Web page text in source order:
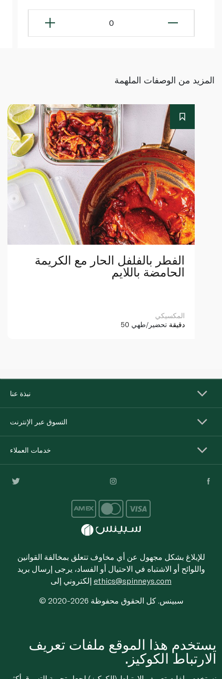
0
المزيد من الوصفات الملهمة
الفطر بالفلفل الحار مع الكريمة
الحامضة باللايم
المكسيكي
50 دقيقة تحضير/طهي
نبذة عنا
التسوق عبر الإنترنت
خدمات العملاء
للإبلاغ بشكل مجهول عن أي مخاوف تتعلق بمخالفة القوانين
واللوائح أو الاشتباه في الاحتيال أو الفساد، يرجى إرسال بريد
ethics@spinneys.com
© 2020-2026 سبينس. كل الحقوق محفوظة
يستخدم هذا الموقع ملفات تعريف
الارتباط الكوكيز.